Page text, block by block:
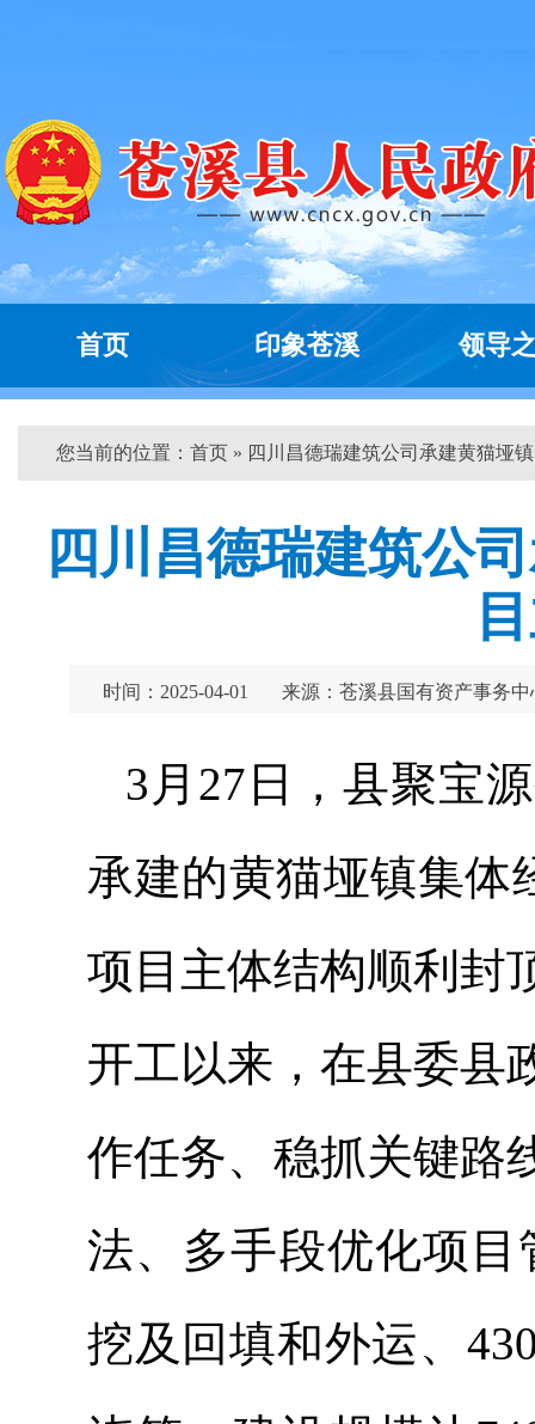
首页 印象苍溪 领导
您当前的位置： 首页 » 四川昌德瑞建筑公司承建黄猫垭
四川昌德瑞建筑公
时间：2025-04-01 来源：苍溪县国有资产事务中
3月27日，县聚宝
承建的黄猫垭镇集体
项目主体结构顺利封
开工以来，在县委县
作任务、稳抓关键路
法、多手段优化项
挖及回填和外运、